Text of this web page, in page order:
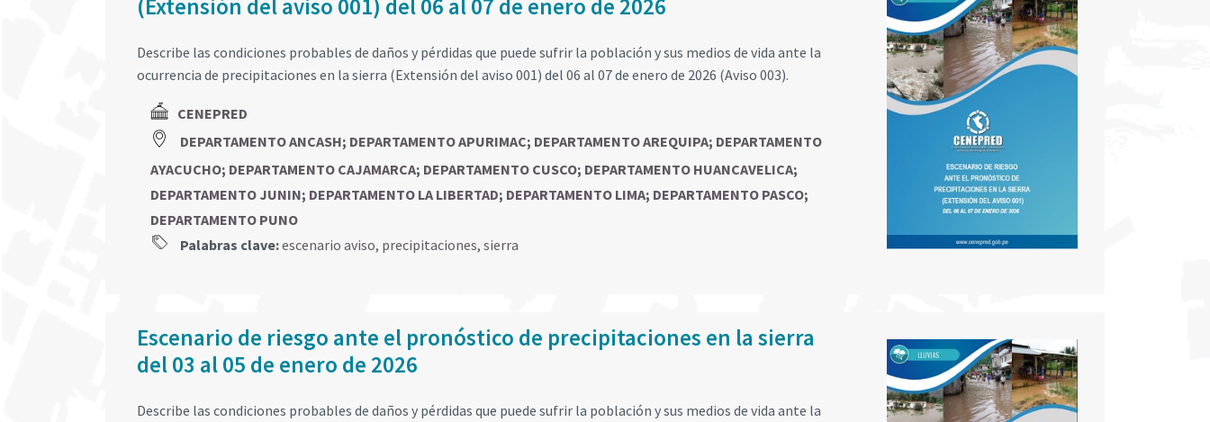
(Extensión del aviso 001) del 06 al 07 de enero de 2026
Describe las condiciones probables de daños y pérdidas que puede sufrir la población y sus medios de vida ante la
ocurrencia de precipitaciones en la sierra (Extensión del aviso 001) del 06 al 07 de enero de 2026 (Aviso 003).
CENEPRED
DEPARTAMENTO ANCASH; DEPARTAMENTO APURIMAC; DEPARTAMENTO AREQUIPA; DEPARTAMENTO
AYACUCHO; DEPARTAMENTO CAJAMARCA; DEPARTAMENTO CUSCO; DEPARTAMENTO HUANCAVELICA;
DEPARTAMENTO JUNIN; DEPARTAMENTO LA LIBERTAD; DEPARTAMENTO LIMA; DEPARTAMENTO PASCO;
DEPARTAMENTO PUNO
Palabras clave:escenario aviso, precipitaciones, sierra
Escenario de riesgo ante el pronóstico de precipitaciones en la sierra
del 03 al 05 de enero de 2026
Describe las condiciones probables de daños y pérdidas que puede sufrir la población y sus medios de vida ante la